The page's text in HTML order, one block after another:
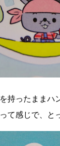
持ったままハ
て感じで、と